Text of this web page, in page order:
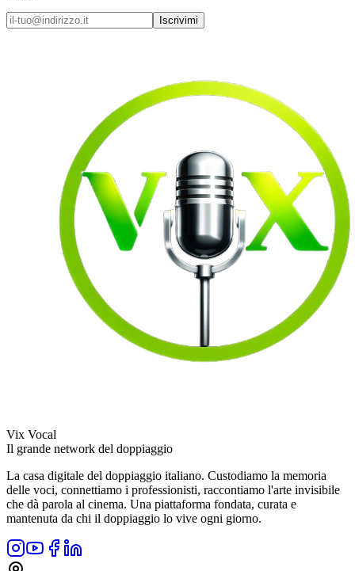
Iscrivimi
Vix Vocal
Il grande network del doppiaggio
La casa digitale del doppiaggio italiano. Custodiamo la memoria
delle voci, connettiamo i professionisti, raccontiamo l'arte invisibile
che dà parola al cinema. Una piattaforma fondata, curata e
mantenuta da chi il doppiaggio lo vive ogni giorno.